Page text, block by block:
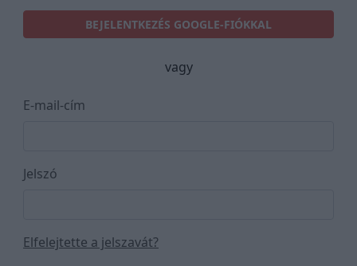
BEJELENTKEZÉS GOOGLE-FIÓKKAL
vagy
E-mail-cím
Jelszó
Elfelejtette a jelszavát?